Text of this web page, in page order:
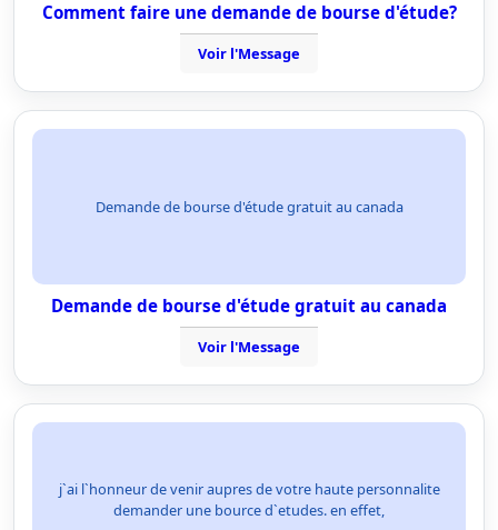
Comment faire une demande de bourse d'étude?
Voir l'Message
Demande de bourse d'étude gratuit au canada
Demande de bourse d'étude gratuit au canada
Voir l'Message
j`ai l`honneur de venir aupres de votre haute personnalite
demander une bource d`etudes. en effet,